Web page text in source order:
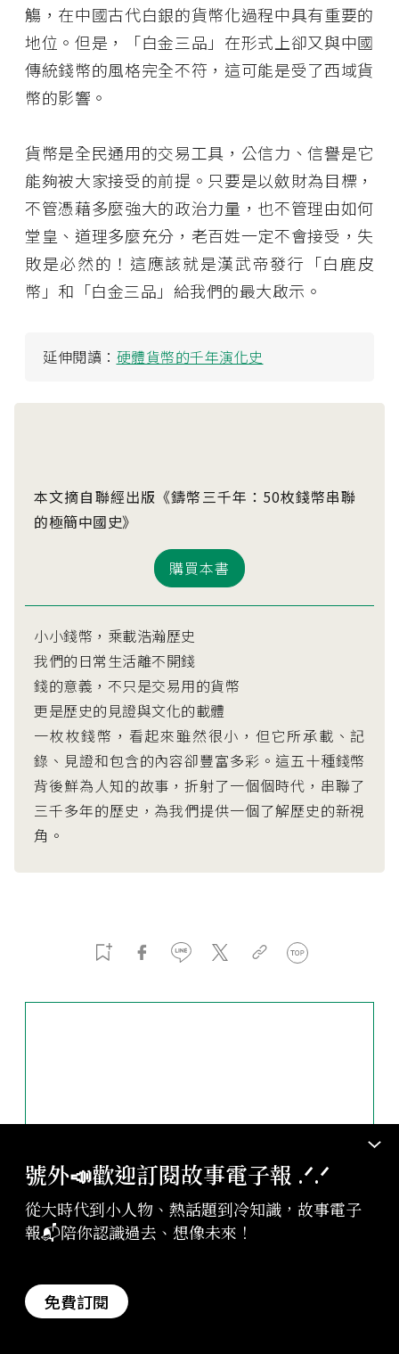
觴，在中國古代白銀的貨幣化過程中具有重要的
地位。但是，「白金三品」在形式上卻又與中國
傳統錢幣的風格完全不符，這可能是受了西域貨
幣的影響。
貨幣是全民通用的交易工具，公信力、信譽是它
能夠被大家接受的前提。只要是以斂財為目標，
不管憑藉多麼強大的政治力量，也不管理由如何
堂皇、道理多麼充分，老百姓一定不會接受，失
敗是必然的！這應該就是漢武帝發行「白鹿皮
幣」和「白金三品」給我們的最大啟示。
延伸閱讀： 硬體貨幣的千年演化史
本文摘自聯經出版《鑄幣三千年：50枚錢幣串聯
的極簡中國史》
購買本書
小小錢幣，乘載浩瀚歷史
我們的日常生活離不開錢
錢的意義，不只是交易用的貨幣
更是歷史的見證與文化的載體
一枚枚錢幣，看起來雖然很小，但它所承載、記
錄、見證和包含的內容卻豐富多彩。這五十種錢幣
背後鮮為人知的故事，折射了一個個時代，串聯了
三千多年的歷史，為我們提供一個了解歷史的新視
角。
號外📣歡迎訂閱故事電子報 .ᐟ‪‪.ᐟ
從大時代到小人物、熱話題到冷知識，故事電子
報📬陪你認識過去、想像未來！
免費訂閱